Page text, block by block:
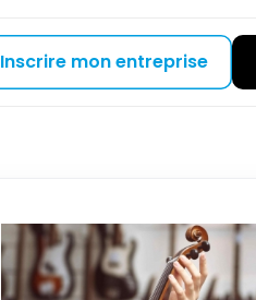
Inscrire mon entreprise